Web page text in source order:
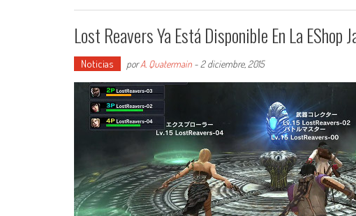
Lost Reavers Ya Está Disponible En La EShop
Noticias porA. Quatermain - 2 diciembre, 2015